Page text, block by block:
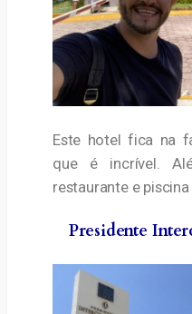
Este hotel fica na
que é incrível.
restaurante e
Presidente